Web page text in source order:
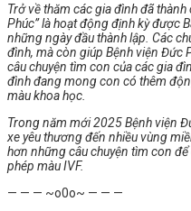
Trở về thăm các gia đình đã
Phúc” là hoạt động định kỳ được
những ngày đầu thành lập. Các
đình, mà còn giúp Bệnh viện Đức
câu chuyện tìm con của các gia
đình đang mong con có thêm
màu khoa học.
Trong năm mới 2025 Bệnh viện
xe yêu thương đến nhiều vùng
hơn những câu chuyện tìm con
phép màu IVF.
— — — ~o0o~ — — —